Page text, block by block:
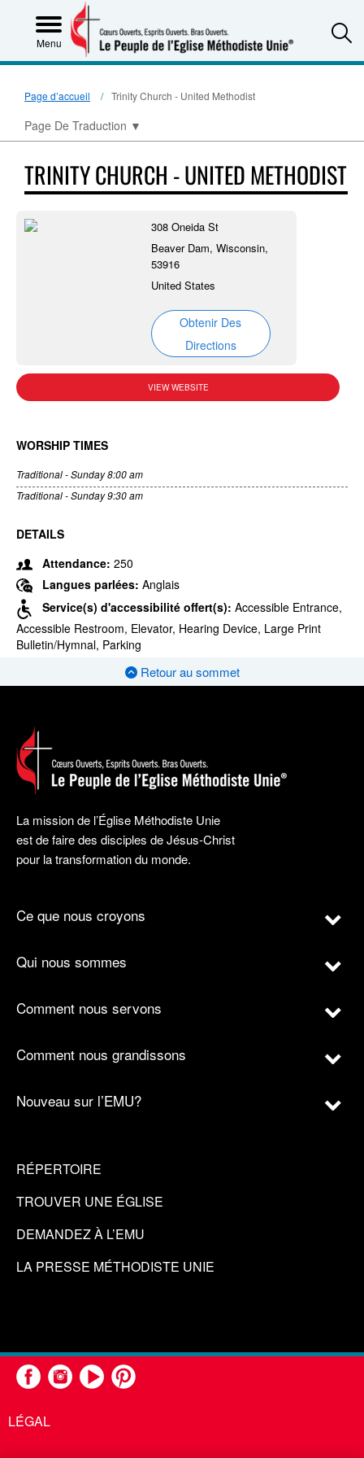
Menu
Page d’accueil Trinity Church - United Methodist
Page De Traduction ▼
TRINITY CHURCH - UNITED METHODIST
308 Oneida St
Beaver Dam, Wisconsin,
53916
United States
Obtenir Des
Directions
VIEW WEBSITE
WORSHIP TIMES
Traditional - Sunday 8:00 am
Traditional - Sunday 9:30 am
DETAILS
Attendance: 250
Langues parlées: Anglais
Service(s) d'accessibilité offert(s): Accessible Entrance,
Accessible Restroom, Elevator, Hearing Device, Large Print
Bulletin/Hymnal, Parking
Retour au sommet
La mission de l’Église Méthodiste Unie
est de faire des disciples de Jésus-Christ
pour la transformation du monde.
Ce que nous croyons
Qui nous sommes
Comment nous servons
Comment nous grandissons
Nouveau sur l’EMU?
RÉPERTOIRE
TROUVER UNE ÉGLISE
DEMANDEZ À L’EMU
LA PRESSE MÉTHODISTE UNIE
LÉGAL